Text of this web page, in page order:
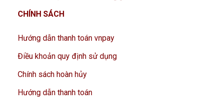
CHÍNH SÁCH
Hướng dẫn thanh toán vnpay
Điều khoản quy định sử dụng
Chính sách hoàn hủy
Hướng dẫn thanh toán